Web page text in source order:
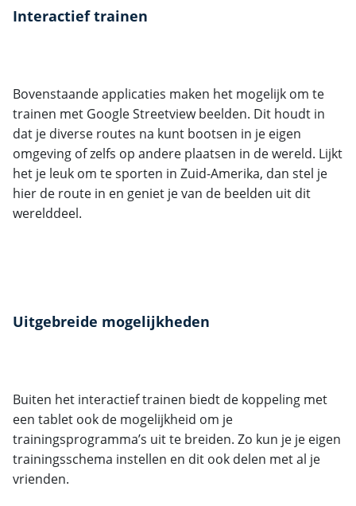
Interactief trainen
Bovenstaande applicaties maken het mogelijk om te
trainen met Google Streetview beelden. Dit houdt in
dat je diverse routes na kunt bootsen in je eigen
omgeving of zelfs op andere plaatsen in de wereld. Lijkt
het je leuk om te sporten in Zuid-Amerika, dan stel je
hier de route in en geniet je van de beelden uit dit
werelddeel.
Uitgebreide mogelijkheden
Buiten het interactief trainen biedt de koppeling met
een tablet ook de mogelijkheid om je
trainingsprogramma’s uit te breiden. Zo kun je je eigen
trainingsschema instellen en dit ook delen met al je
vrienden.